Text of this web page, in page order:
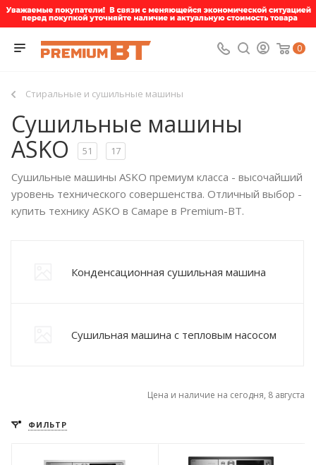
0
Стиральные и сушильные машины
Сушильные машины
ASKO
51 17
Конденсационная сушильная машина
Сушильная машина с тепловым насосом
Сушильные машины ASKO премиум класса - высочайший
уровень технического совершенства. Отличный выбор -
купить технику ASKO в Самаре в Premium-BT.
Цена и наличие на сегодня, 8 августа
ФИЛЬТР